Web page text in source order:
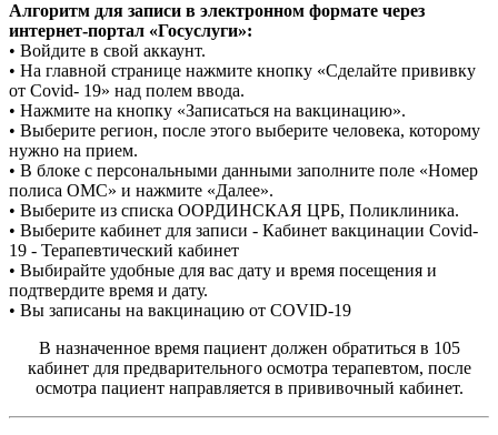
Алгоритм для записи в электронном формате через
интернет-портал «Госуслуги»:
• Войдите в свой аккаунт.
• На главной странице нажмите кнопку «Сделайте прививку
от Covid- 19» над полем ввода.
• Нажмите на кнопку «Записаться на вакцинацию».
• Выберите регион, после этого выберите человека, которому
нужно на прием.
• В блоке с персональными данными заполните поле «Номер
полиса ОМС» и нажмите «Далее».
• Выберите из списка ООРДИНСКАЯ ЦРБ, Поликлиника.
• Выберите кабинет для записи - Кабинет вакцинации Covid-
19 - Терапевтический кабинет
• Выбирайте удобные для вас дату и время посещения и
подтвердите время и дату.
• Вы записаны на вакцинацию от COVID-19
В назначенное время пациент должен обратиться в 105
кабинет для предварительного осмотра терапевтом, после
осмотра пациент направляется в прививочный кабинет.